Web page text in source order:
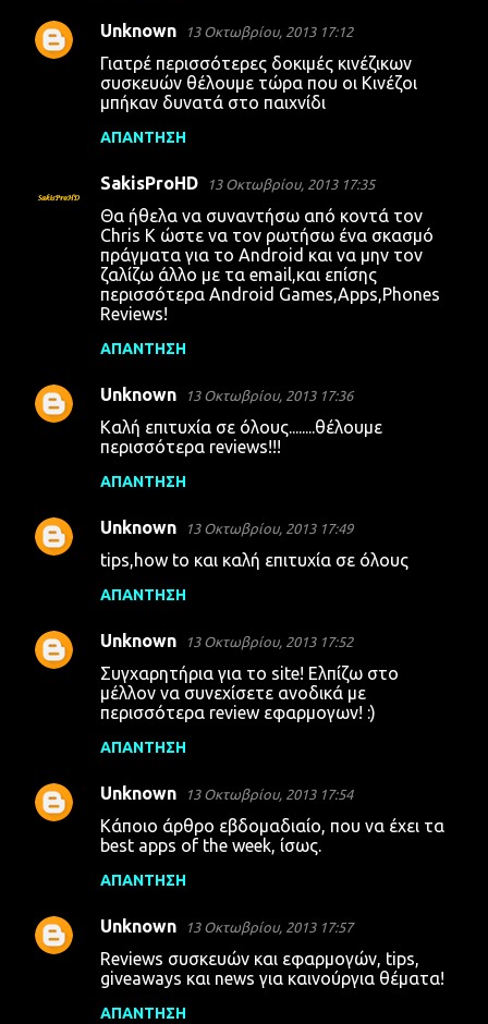
Unknown 13 Οκτωβρίου, 2013 17:12
Γιατρέ περισσότερες δοκιμές κινέζικων
συσκευών θέλουμε τώρα που οι Κινέζοι
μπήκαν δυνατά στο παιχνίδι
ΑΠΆΝΤΗΣΗ
SakisProHD 13 Οκτωβρίου, 2013 17:35
Θα ήθελα να συναντήσω από κοντά τον
Chris K ώστε να τον ρωτήσω ένα σκασμό
πράγματα για το Android και να μην τον
ζαλίζω άλλο με τα email,και επίσης
περισσότερα Android Games,Apps,Phones
Reviews!
ΑΠΆΝΤΗΣΗ
Unknown 13 Οκτωβρίου, 2013 17:36
Καλή επιτυχία σε όλους........θέλουμε
περισσότερα reviews!!!
ΑΠΆΝΤΗΣΗ
Unknown 13 Οκτωβρίου, 2013 17:49
tips,how to και καλή επιτυχία σε όλους
ΑΠΆΝΤΗΣΗ
Unknown 13 Οκτωβρίου, 2013 17:52
Συγχαρητήρια για το site! Ελπίζω στο
μέλλον να συνεχίσετε ανοδικά με
περισσότερα review εφαρμογων! :)
ΑΠΆΝΤΗΣΗ
Unknown 13 Οκτωβρίου, 2013 17:54
Κάποιο άρθρο εβδομαδιαίο, που να έχει τα
best apps of the week, ίσως.
ΑΠΆΝΤΗΣΗ
Unknown 13 Οκτωβρίου, 2013 17:57
Reviews συσκευών και εφαρμογών, tips,
giveaways και news για καινούργια θέματα!
ΑΠΆΝΤΗΣΗ